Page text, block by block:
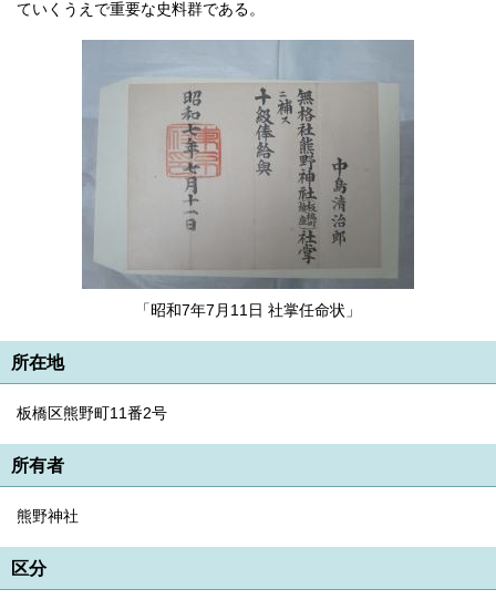
한국어
ていくうえで重要な史料群である。
「昭和7年7月11日 社掌任命状」
所在地
板橋区熊野町11番2号
所有者
熊野神社
区分